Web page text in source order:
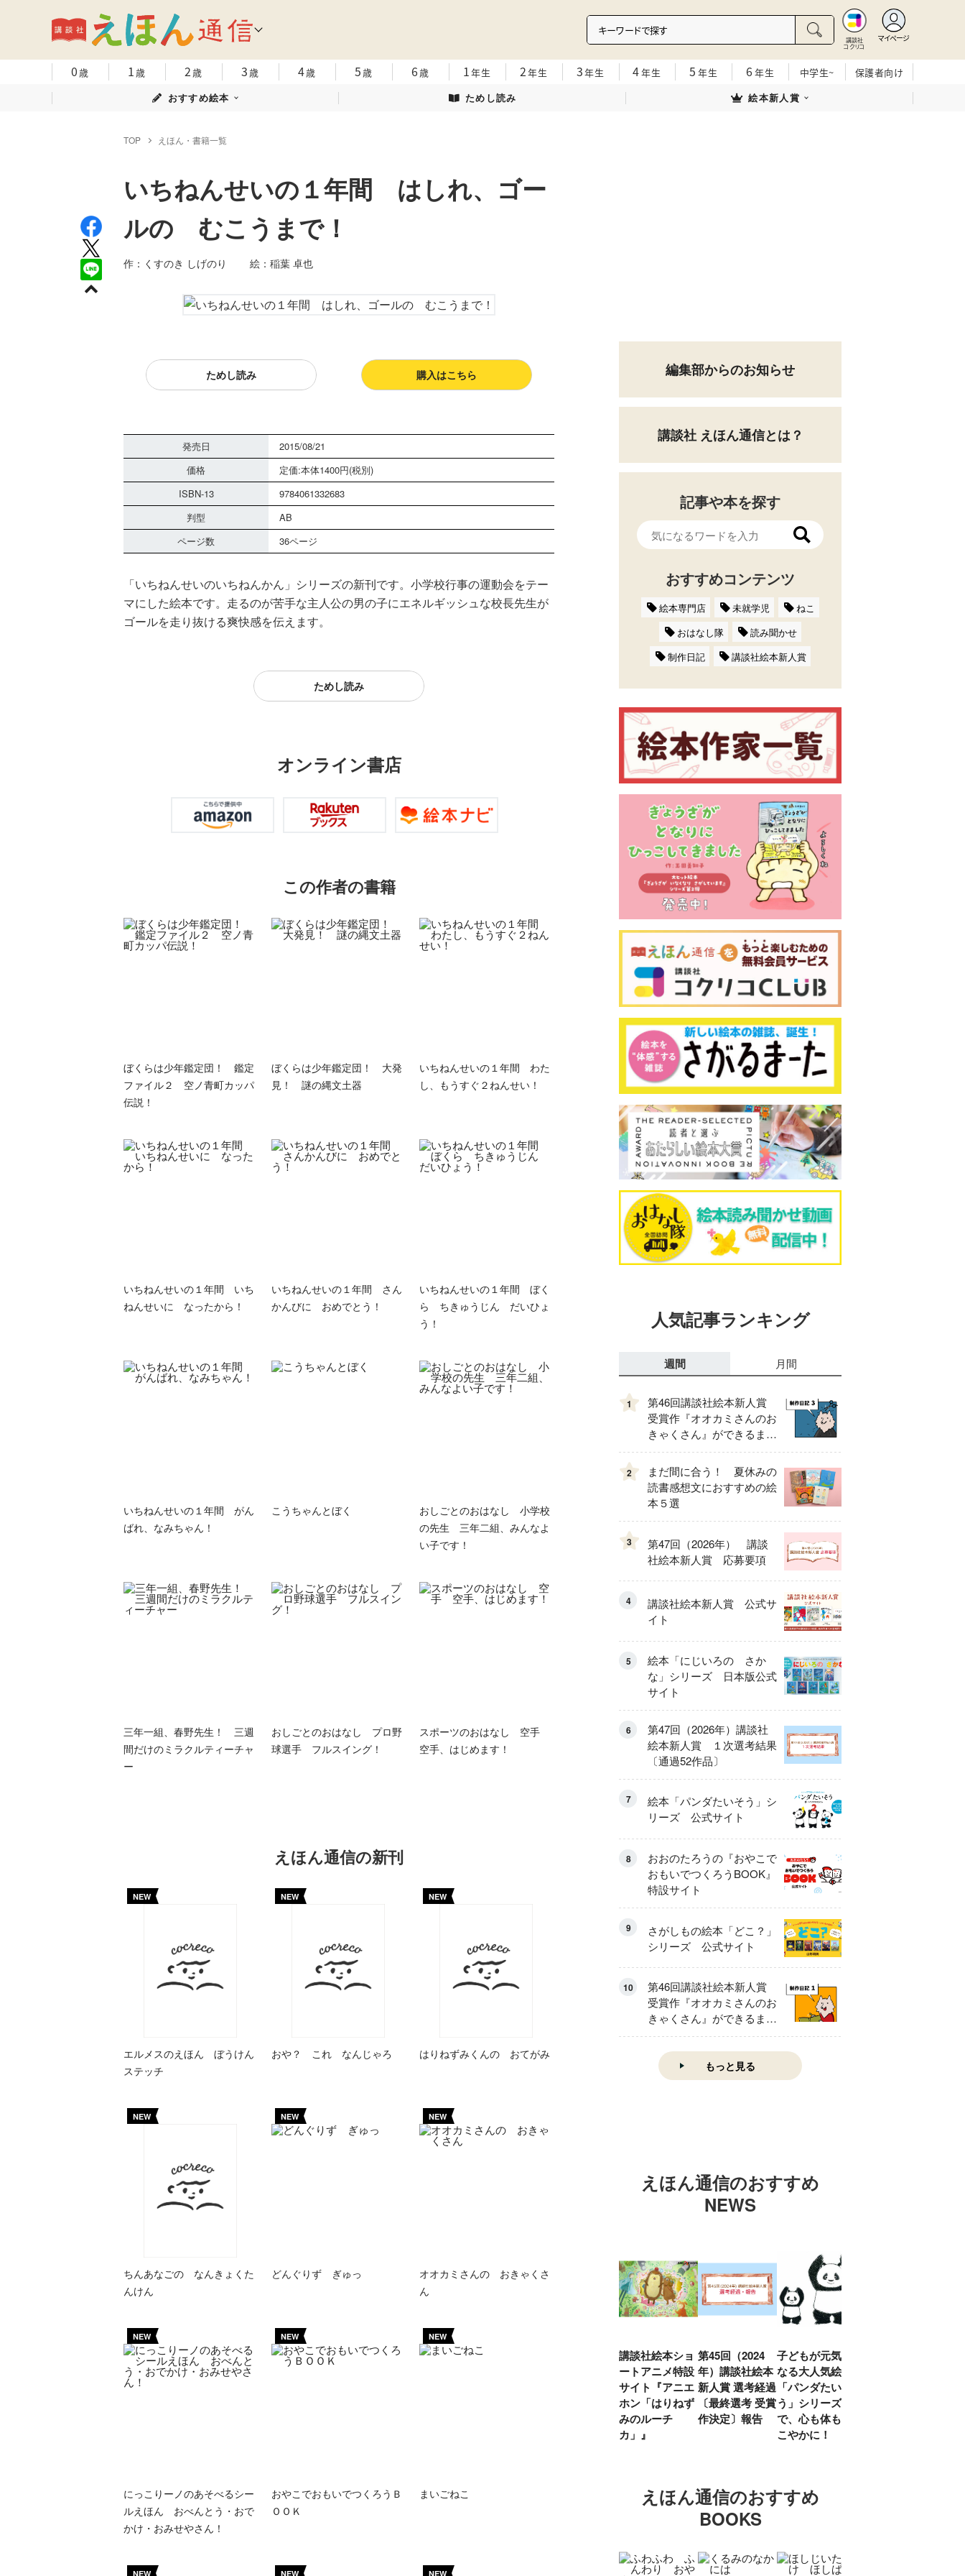
講談社
コクリコ
マイページ
0歳 1歳 2歳 3歳 4歳 5歳 6歳 1年生 2年生 3年生 4年生 5 年生 6 年生 中学生~
保護者向け
おすすめ絵本
ためし読み 絵本新人賞
TOP えほん・書籍一覧
いちねんせいの１年間 はしれ、ゴー
ルの むこうまで！
作：くすのき しげのり 絵：稲葉 卓也
ためし読み 購入はこちら
発売日
2015/08/21
価格
定価:本体1400円(税別)
ISBN-13
9784061332683
判型
AB
ページ数
36ページ
「いちねんせいのいちねんかん」シリーズの新刊です。小学校行事の運動会をテー
マにした絵本です。走るのが苦手な主人公の男の子にエネルギッシュな校長先生が
ゴールを走り抜ける爽快感を伝えます。
ためし読み
オンライン書店
この作者の書籍
ぼくらは少年鑑定団！ 鑑定
ファイル２ 空ノ青町カッパ
伝説！
ぼくらは少年鑑定団！ 大発
見！ 謎の縄文土器
いちねんせいの１年間 わた
し、もうすぐ２ねんせい！
いちねんせいの１年間 いち
ねんせいに なったから！
いちねんせいの１年間 さん
かんびに おめでとう！
いちねんせいの１年間 ぼく
ら ちきゅうじん だいひょ
う！
いちねんせいの１年間 がん
ばれ、なみちゃん！
こうちゃんとぼく
おしごとのおはなし 小学校
の先生 三年二組、みんなよ
い子です！
三年一組、春野先生！ 三週
間だけのミラクルティーチャ
ー
おしごとのおはなし プロ野
球選手 フルスイング！
スポーツのおはなし 空手
空手、はじめます！
えほん通信の新刊
NEW
エルメスのえほん ぼうけん
ステッチ
NEW
おや？ これ なんじゃろ
NEW
はりねずみくんの おてがみ
NEW
ちんあなごの なんきょくた
んけん
NEW
どんぐりず ぎゅっ
NEW
オオカミさんの おきゃくさ
ん
NEW
にっこりーノのあそべるシー
ルえほん おべんとう・おで
かけ・おみせやさん！
NEW
おやこでおもいでつくろうＢ
ＯＯＫ
NEW
まいごねこ
NEW NEW NEW
編集部からのお知らせ
講談社 えほん通信とは？
記事や本を探す
おすすめコンテンツ
絵本専門店 未就学児
ねこ
おはなし隊
読み聞かせ
制作日記
講談社絵本新人賞
人気記事ランキング
週間 月間
1
第46回講談社絵本新人賞
受賞作『オオカミさんのお
きゃくさん』ができるまで
③
2
まだ間に合う！ 夏休みの
読書感想文におすすめの絵
本５選
3
第47回（2026年） 講談
社絵本新人賞 応募要項
4
講談社絵本新人賞 公式サ
イト
5
絵本「にじいろの さか
な」シリーズ 日本版公式
サイト
6
第47回（2026年）講談社
絵本新人賞 １次選考結果
〔通過52作品〕
7
絵本「パンダたいそう」シ
リーズ 公式サイト
8
おおのたろうの『おやこで
おもいでつくろうBOOK』
特設サイト
9
さがしもの絵本「どこ？」
シリーズ 公式サイト
10
第46回講談社絵本新人賞
受賞作『オオカミさんのお
きゃくさん』ができるまで
①
もっと見る
えほん通信のおすすめ
NEWS
講談社絵本ショ
ートアニメ特設
サイト『アニエ
ホン「はりねず
みのルーチ
カ」』
第45回（2024
年）講談社絵本
新人賞 選考経過
〔最終選考 受賞
作決定〕報告
子どもが元気に
なる大人気絵本
「パンダたいそ
う」シリーズ
で、心も体もす
こやかに！
えほん通信のおすすめ
BOOKS